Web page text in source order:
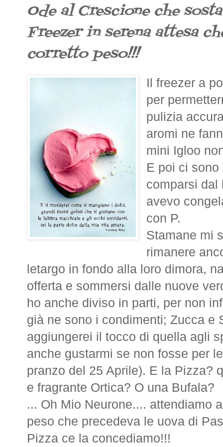
Ode al Crescione che
Freezer in serena attesa
corretto peso!!!
Il freezer a
per
pulizia
aromi ne
mini Igloo
E poi ci
comparsi dal
avevo
con P.
Stamane mi
rimanere
letargo in fondo alla loro dimora,
offerta e sommersi dalle nuove
ho anche diviso in parti, per non
già ne sono i condimenti; Zucca e
aggiungerei il tocco di quella agli
anche gustarmi se non fosse per
pranzo del 25 Aprile). E la Pizza?
e fragrante Ortica? O una Bufala?
... Oh Mio Neurone.... attendiamo
peso che precedeva le uova di
Pizza ce la concediamo!!!